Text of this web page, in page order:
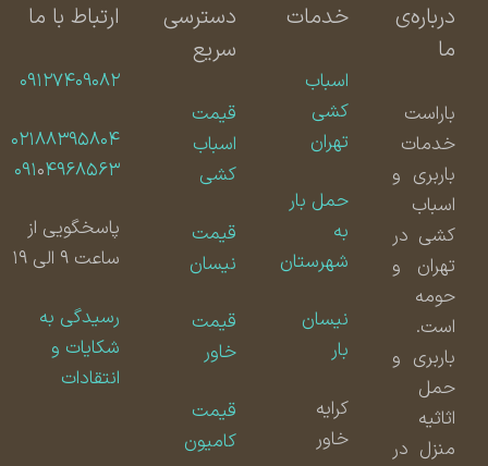
درباره‌ی
باراست
خدمات
باربری و
اسباب
کشی در
تهران و
حومه
است.
باربری و
حمل
اثاثیه
منزل در
خدمات
اسباب
کشی
تهران
حمل بار
شهرستان
نیسان
دسترسی
سریع
قیمت
اسباب
کشی
قیمت
نیسان
قیمت
قیمت
کامیون
ارتباط با ما
۰۹۱۲۷۴۰۹۰۸۲
۰۲۱۸۸۳۹۵۸۰۴
۰۹۱۰۴۹۶۸۵۶۳
پاسخگویی از
ساعت ۹ الی ۱۹
رسیدگی به
شکایات و
انتقادات